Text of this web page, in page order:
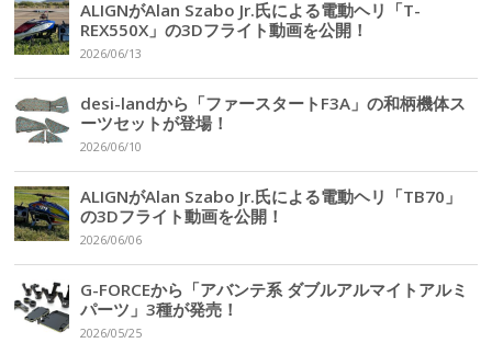
ALIGNがAlan Szabo Jr.氏による電動ヘリ「T-
REX550X」の3Dフライト動画を公開！
2026/06/13
desi-landから「ファースタートF3A」の和柄機体ス
ーツセットが登場！
2026/06/10
ALIGNがAlan Szabo Jr.氏による電動ヘリ「TB70」
の3Dフライト動画を公開！
2026/06/06
G-FORCEから「アバンテ系 ダブルアルマイトアルミ
パーツ」3種が発売！
2026/05/25